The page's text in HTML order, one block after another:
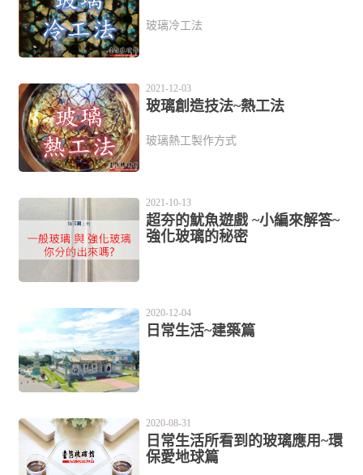
玻璃冷工法
2021-12-03
玻璃創造技法~熱工法
玻璃熱工製作方式
2021-10-13
超夯的魷魚遊戲 ~小編來解答~
強化玻璃的秘密
2020-12-04
日常生活~建築篇
2020-08-31
日常生活所看到的玻璃應用~環
保愛地球篇